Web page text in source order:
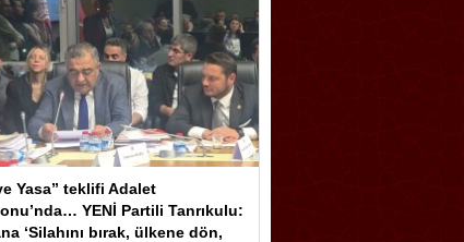
Yasa” teklifi Adalet
YENİ Partili Tanrıkulu:
‘Silahını bırak, ülkene dön,